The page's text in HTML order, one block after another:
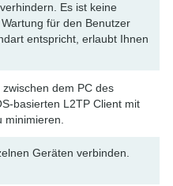
Es ist keine
für den Benutzer
entspricht, erlaubt Ihnen
dem PC des
basierten L2TP Client mit
Geräten verbinden.